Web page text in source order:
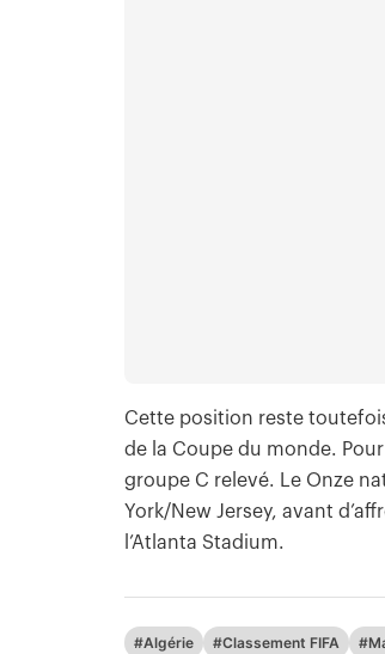
Cette position reste
de la Coupe du monde.
groupe C relevé. Le Onze
York/New Jersey, avant
l’Atlanta Stadium.
#Algérie #Classement FIFA